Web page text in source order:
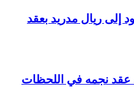
إلى ريال مدريد بعقد
عقد نجمه في اللحظات